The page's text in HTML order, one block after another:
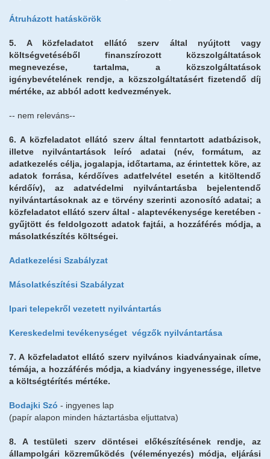
Átruházott hatáskörök
5. A közfeladatot ellátó szerv által nyújtott vagy
költségvetéséből finanszírozott közszolgáltatások
megnevezése, tartalma, a közszolgáltatások
igénybevételének rendje, a közszolgáltatásért fizetendő díj
mértéke, az abból adott kedvezmények.
-- nem releváns--
6. A közfeladatot ellátó szerv által fenntartott adatbázisok,
illetve nyilvántartások leíró adatai (név, formátum, az
adatkezelés célja, jogalapja, időtartama, az érintettek köre, az
adatok forrása, kérdőíves adatfelvétel esetén a kitöltendő
kérdőív), az adatvédelmi nyilvántartásba bejelentendő
nyilvántartásoknak az e törvény szerinti azonosító adatai; a
közfeladatot ellátó szerv által - alaptevékenysége keretében -
gyűjtött és feldolgozott adatok fajtái, a hozzáférés módja, a
másolatkészítés költségei.
Adatkezelési Szabályzat
Másolatkészítési Szabályzat
Ipari telepekről vezetett nyilvántartás
Kereskedelmi tevékenységet végzők nyilvántartása
7. A közfeladatot ellátó szerv nyilvános kiadványainak címe,
témája, a hozzáférés módja, a kiadvány ingyenessége, illetve
a költségtérítés mértéke.
Bodajki Szó - ingyenes lap
(papír alapon minden háztartásba eljuttatva)
8. A testületi szerv döntései előkészítésének rendje, az
állampolgári közreműködés (véleményezés) módja, eljárási